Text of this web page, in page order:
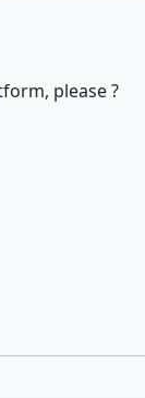
please ?